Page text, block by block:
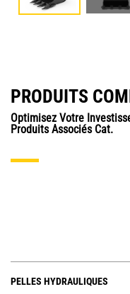
PRODUITS
Optimisez Votre
Produits Associés Cat.
PELLES HYDRAULIQUES